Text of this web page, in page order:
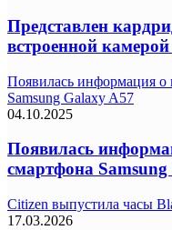
Представлен
встроенной
Появилась информация о
Samsung Galaxy A57
04.10.2025
Появилась
смартфона
Citizen выпустила часы
17.03.2026